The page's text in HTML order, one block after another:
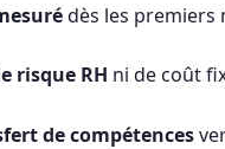
dès les premiers
risque RH ni de coût
de compétences